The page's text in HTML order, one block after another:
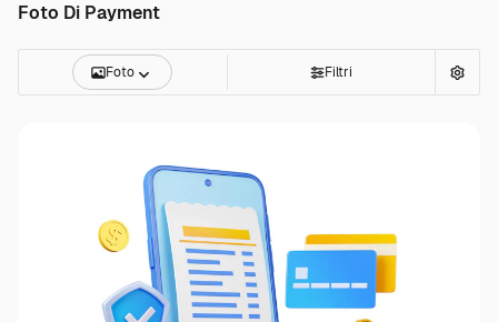
Foto Di Payment
Foto Filtri